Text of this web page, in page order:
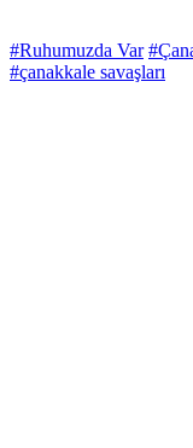
#Ruhumuzda Var
#çanakkale savaşları